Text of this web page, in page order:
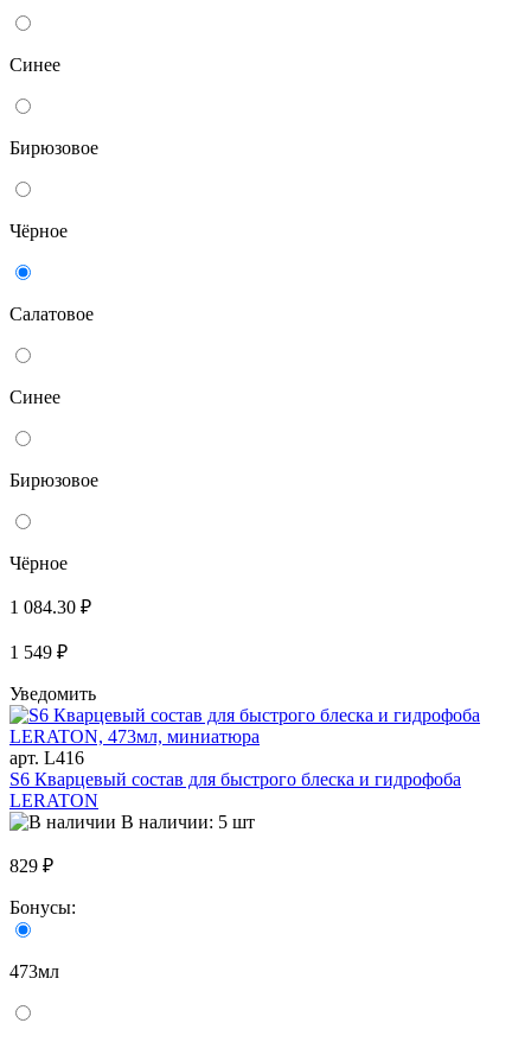
Синее
Бирюзовое
Чёрное
Салатовое
Синее
Бирюзовое
Чёрное
1 084.30 ₽
1 549 ₽
Уведомить
арт. L416
S6 Кварцевый состав для быстрого блеска и гидрофоба
LERATON
В наличии: 5 шт
829 ₽
Бонусы:
473мл